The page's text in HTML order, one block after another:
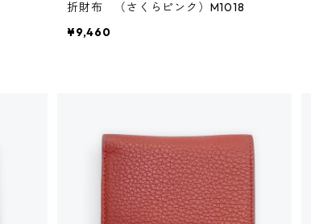
折財布 （さくらピンク）M1018
¥9,460